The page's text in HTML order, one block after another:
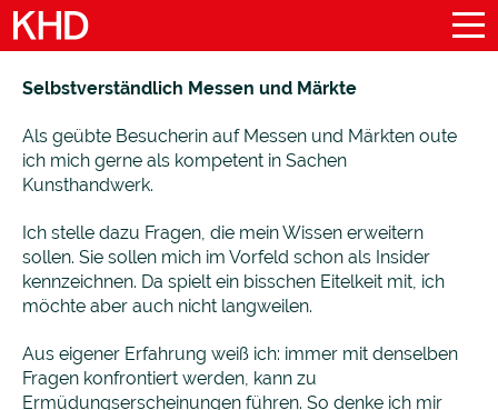
Selbstverständlich Messen und Märkte
Als geübte Besucherin auf Messen und Märkten oute
ich mich gerne als kompetent in Sachen
Kunsthandwerk.
Ich stelle dazu Fragen, die mein Wissen erweitern
sollen. Sie sollen mich im Vorfeld schon als Insider
kennzeichnen. Da spielt ein bisschen Eitelkeit mit, ich
möchte aber auch nicht langweilen.
Aus eigener Erfahrung weiß ich: immer mit denselben
Fragen konfrontiert werden, kann zu
Ermüdungserscheinungen führen. So denke ich mir